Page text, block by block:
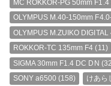
MC ROKKOR-PG 50mm F1.4
OLYMPUS M.40-150mm
OLYMPUS M.ZUIKO DIGITAL
ROKKOR-TC 135mm F4 (11)
SIGMA 30mm F1.4 DC DN
SONY a6500 (158) けあら